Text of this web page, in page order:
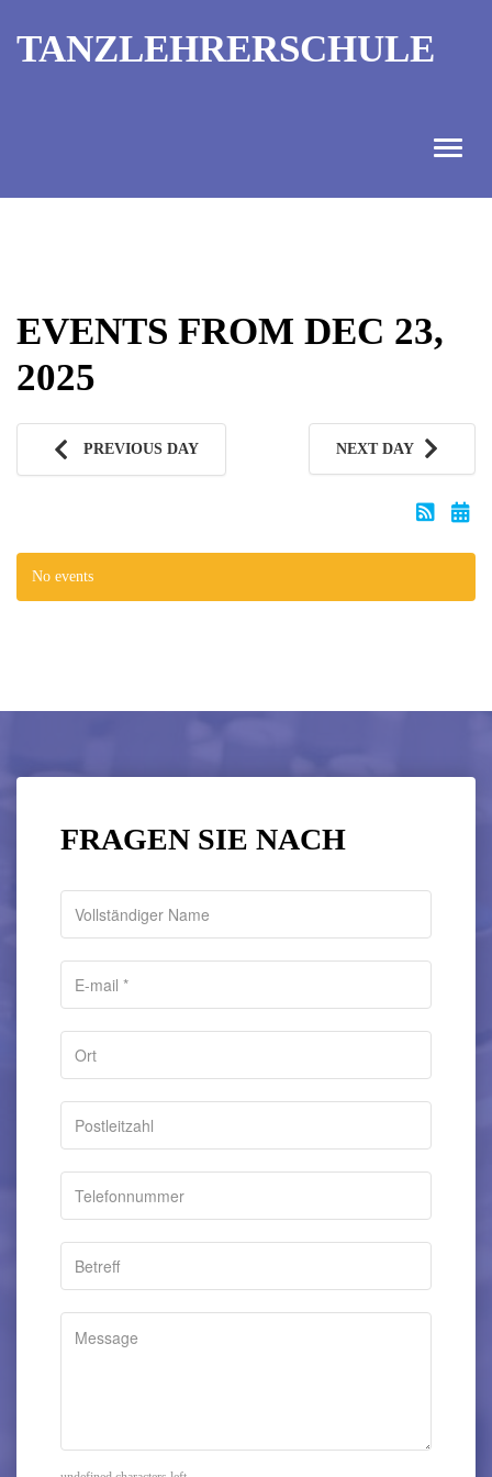
TANZLEHRERSCHULE
AUSBILDUNGTERMINE
KONTAKT
TANZMEISTER
EVENTS FROM DEC 23,
2025
PREVIOUS DAY NEXT DAY
No events
FRAGEN SIE NACH